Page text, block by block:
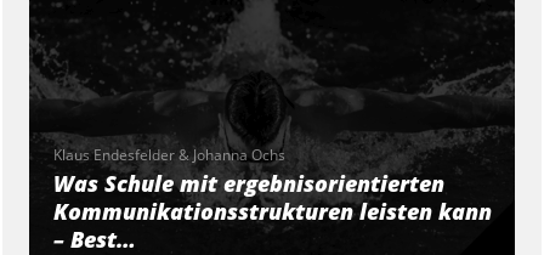
Klaus Endesfelder & Johanna Ochs
Was Schule mit ergebnisorientierten
Kommunikationsstrukturen leisten kann
– Best…